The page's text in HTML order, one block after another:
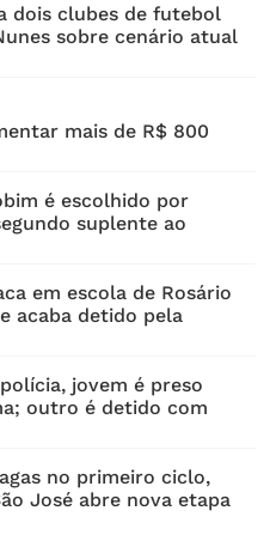
dois clubes de futebol
sobre cenário atual
mais de R$ 800
é escolhido por
suplente ao
em escola de Rosário
acaba detido pela
jovem é preso
outro é detido com
no primeiro ciclo,
José abre nova etapa